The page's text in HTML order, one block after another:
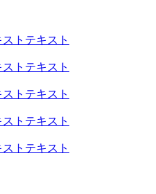
トテキスト
トテキスト
トテキスト
トテキスト
トテキスト